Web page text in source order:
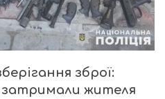
зброї:
затримали жителя